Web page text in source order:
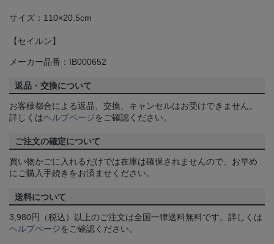
サイズ：110×20.5cm
【セイルン】
メーカー品番：IB000652
返品・交換について
お客様都合による返品、交換、キャンセルはお受けできません。
詳しくはヘルプページをご確認ください。
ご注文の確定について
買い物かごに入れるだけでは在庫は確保されませんので、お早め
にご購入手続きをお済ませください。
送料について
3,980円（税込）以上のご注文は全国一律送料無料です。詳しくは
ヘルプページをご確認ください。